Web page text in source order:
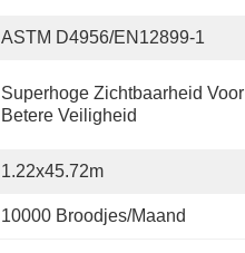
ASTM D4956/EN12899-1
Superhoge Zichtbaarheid Voor
Betere Veiligheid
1.22x45.72m
10000 Broodjes/maand